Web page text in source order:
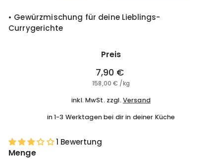
• Gewürzmischung für deine Lieblings-
Currygerichte
Preis
Normaler
Preis
7,90 €
€
158,00 € 158,00
/kg
inkl. MwSt. zzgl. Versand
in 1-3 Werktagen bei dir in deiner Küche
1 Bewertung
Menge